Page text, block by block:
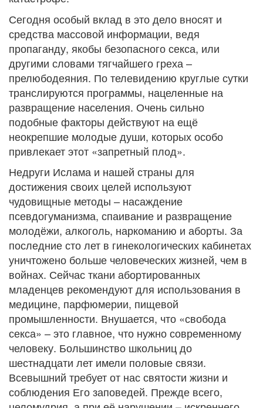
Сегодня особый вклад в это дело вносят и
средства массовой информации, ведя
пропаганду, якобы безопасного секса, или
другими словами тягчайшего греха –
прелюбодеяния. По телевидению круглые сутки
транслируются программы, нацеленные на
развращение населения. Очень сильно
подобные факторы действуют на ещё
неокрепшие молодые души, которых особо
привлекает этот «запретный плод».
Недруги Ислама и нашей страны для
достижения своих целей используют
чудовищные методы – насаждение
псевдогуманизма, спаивание и развращение
молодёжи, алкоголь, наркоманию и аборты. За
последние сто лет в гинекологических кабинетах
уничтожено больше человеческих жизней, чем в
войнах. Сейчас ткани абортированных
младенцев рекомендуют для использования в
медицине, парфюмерии, пищевой
промышленности. Внушается, что «свобода
секса» – это главное, что нужно современному
человеку. Большинство школьниц до
шестнадцати лет имели половые связи.
Всевышний требует от нас святости жизни и
соблюдения Его заповедей. Прежде всего,